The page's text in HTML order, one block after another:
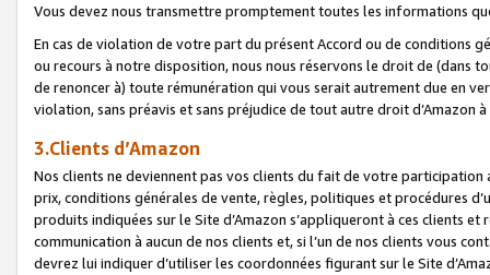
Vous devez nous transmettre promptement toutes les informations
En cas de violation de votre part du présent Accord ou de conditions
ou recours à notre disposition, nous nous réservons le droit de (dans
de renoncer à) toute rémunération qui vous serait autrement due en
violation, sans préavis et sans préjudice de tout autre droit
3.Clients d’Amazon
Nos clients ne deviennent pas vos clients du fait de votre
prix, conditions générales de vente, règles, politiques et procédures
produits indiquées sur le Site d’Amazon s’appliqueront à ces clients
communication à aucun de nos clients et, si l’un de nos clients vous
devrez lui indiquer d’utiliser les coordonnées figurant sur le Site